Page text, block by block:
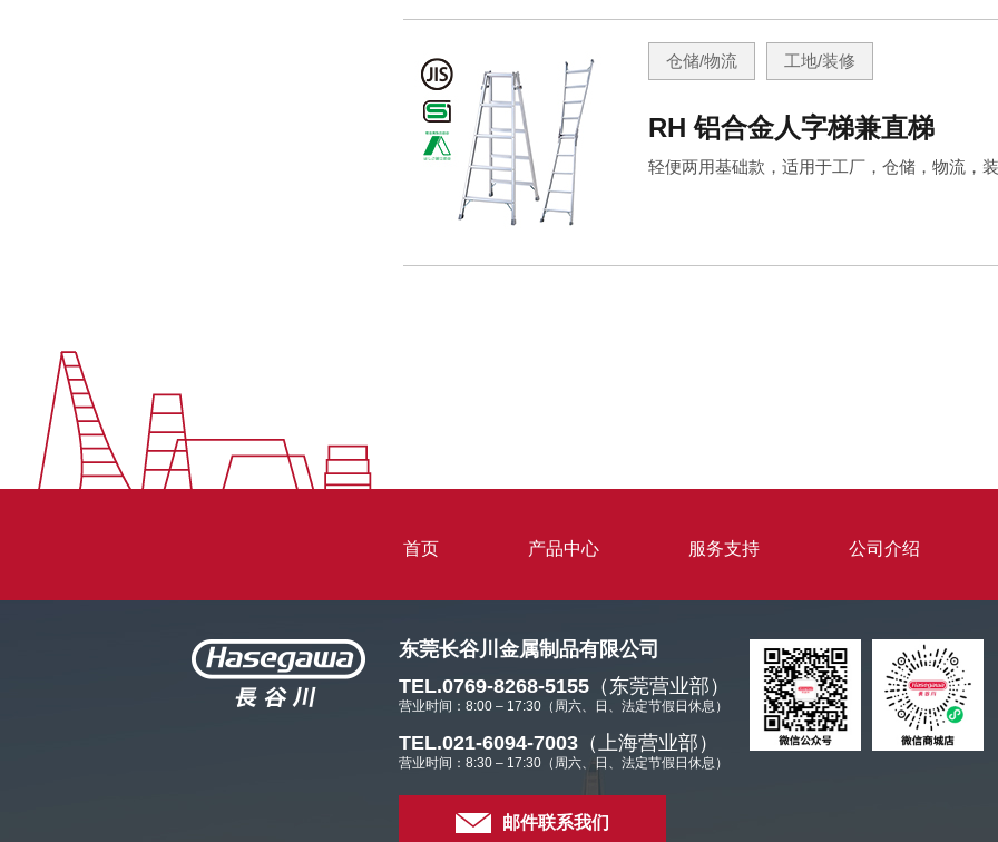
仓储/物流 工地/装修
RH 铝合金人字梯兼直梯
轻便两用基础款，适用于工厂，仓储，物流，
首页 产品中心 服务支持 公司介绍
东莞长谷川金属制品有限公司
TEL.0769-8268-5155 （东莞营业部）
营业时间：8:00 – 17:30（周六、日、法定节假日休息）
TEL.021-6094-7003 （上海营业部）
营业时间：8:30 – 17:30（周六、日、法定节假日休息）
邮件联系我们